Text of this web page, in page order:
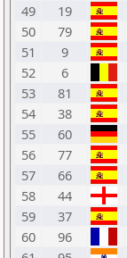
49
19
50
79
51
9
52
6
53
81
54
38
55
60
56
77
57
66
58
44
59
37
60
96